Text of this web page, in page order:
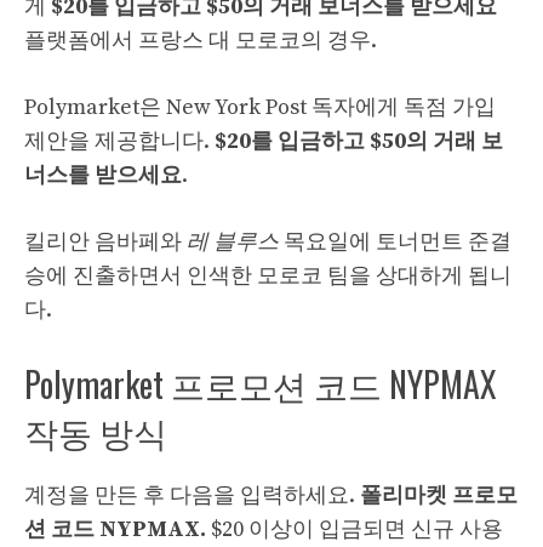
게 $20를 입금하고 $50의 거래 보너스를 받으세요
플랫폼에서 프랑스 대 모로코의 경우.
Polymarket은 New York Post 독자에게 독점 가입
제안을 제공합니다. $20를 입금하고 $50의 거래 보
너스를 받으세요.
킬리안 음바페와 레 블루스 목요일에 토너먼트 준결
승에 진출하면서 인색한 모로코 팀을 상대하게 됩니
다.
Polymarket 프로모션 코드 NYPMAX
작동 방식
계정을 만든 후 다음을 입력하세요. 폴리마켓 프로모
션 코드 NYPMAX. $20 이상이 입금되면 신규 사용